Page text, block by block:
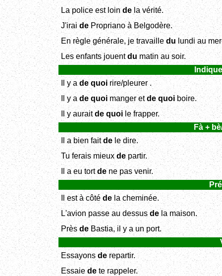
La police est loindela vérité.
J'iraidePropriano à Belgodère.
En règle générale, je travaille dulundi au
Les enfants jouentdu matin au soir.
Il y ade quoirire/pleurer .
Il y a de quoimanger etde quoiboire.
Il y auraitde quoile frapper.
Fà +
Il a bien faitde le dire.
Tu ferais mieuxde partir.
Il a eu tortdene pas venir.
Il est à côtédela cheminée.
L'avion passe au dessusde la maison.
Près deBastia, il y a un port.
Essayons derepartir.
Essaie dete rappeler.